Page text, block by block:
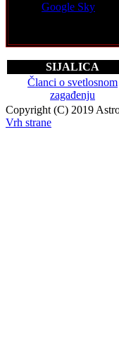
Google Sky
SIJALICA
Članci o svetlosnom
zagađenju
Copyright (C) 2019
Vrh strane